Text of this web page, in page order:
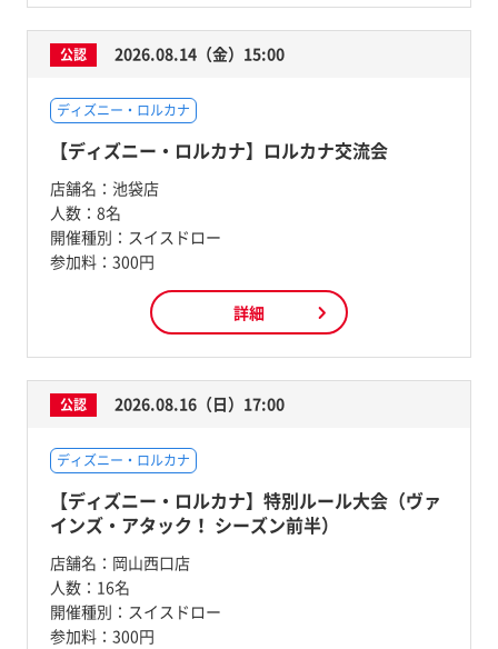
公認 2026.08.14（金）15:00
ディズニー・ロルカナ
【ディズニー・ロルカナ】ロルカナ交流会
店舗名： 池袋店
人数： 8名
開催種別： スイスドロー
参加料： 300円
詳細
公認 2026.08.16（日）17:00
ディズニー・ロルカナ
【ディズニー・ロルカナ】特別ルール大会（ヴァ
インズ・アタック！ シーズン前半）
店舗名： 岡山西口店
人数： 16名
開催種別： スイスドロー
参加料： 300円